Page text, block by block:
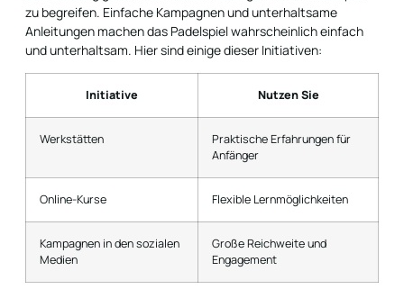
zu begreifen. Einfache Kampagnen und unterhaltsame
Anleitungen machen das Padelspiel wahrscheinlich einfach
und unterhaltsam. Hier sind einige dieser Initiativen:
Initiative Nutzen Sie
Werkstätten
Praktische Erfahrungen für
Anfänger
Online-Kurse Flexible Lernmöglichkeiten
Kampagnen in den sozialen
Medien
Große Reichweite und
Engagement